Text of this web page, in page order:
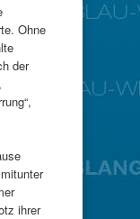
Ohne
der
ihrer